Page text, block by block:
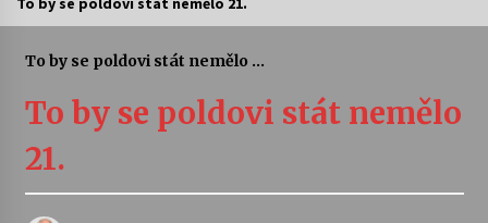
Sukuba Ensemble
Vernisáž výstavy Josefíny Duškové: Stávám se
To by se poldovi stát nemělo ...
To by se poldovi stát nemělo
21.